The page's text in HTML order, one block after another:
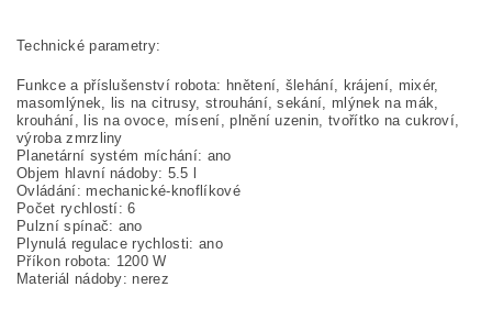
Technické parametry:
Funkce a příslušenství robota: hnětení, šlehání, krájení, mixér,
masomlýnek, lis na citrusy, strouhání, sekání, mlýnek na mák,
krouhání, lis na ovoce, mísení, plnění uzenin, tvořítko na cukroví,
výroba zmrzliny
Planetární systém míchání: ano
Objem hlavní nádoby: 5.5 l
Ovládání: mechanické-knoflíkové
Počet rychlostí: 6
Pulzní spínač: ano
Plynulá regulace rychlosti: ano
Příkon robota: 1200 W
Materiál nádoby: nerez